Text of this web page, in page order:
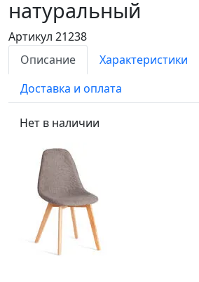
натуральный
Артикул 21238
Описание
Характеристики
Доставка и оплата
Нет в наличии